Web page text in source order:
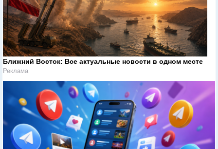
Ближний Восток: Все актуальные новости в одном месте
Реклама